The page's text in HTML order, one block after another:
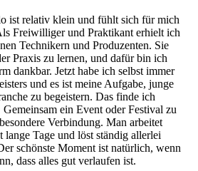
ist relativ klein und fühlt sich für mich
Freiwilliger und Praktikant erhielt ich
Technikern und Produzenten. Sie
Praxis zu lernen, und dafür bin ich
dankbar. Jetzt habe ich selbst immer
und es ist meine Aufgabe, junge
zu begeistern. Das finde ich
ein Event oder Festival zu
Verbindung. Man arbeitet
lange Tage und löst ständig allerlei
schönste Moment ist natürlich, wenn
dass alles gut verlaufen ist.